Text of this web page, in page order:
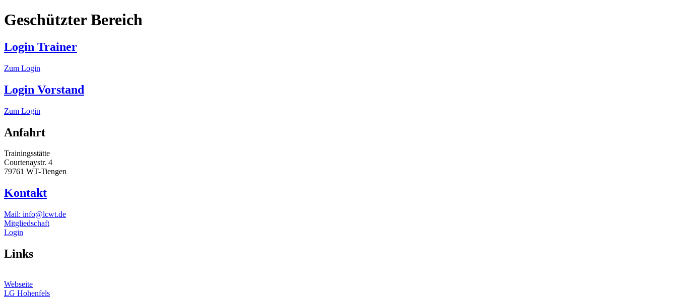
Geschützter Bereich
Login Trainer
Zum Login
Login Vorstand
Zum Login
Anfahrt
Trainingsstätte
Courtenaystr. 4
79761 WT-Tiengen
Kontakt
Mail: info@lcwt.de
Mitgliedschaft
Login
Links
Webseite
LG Hohenfels